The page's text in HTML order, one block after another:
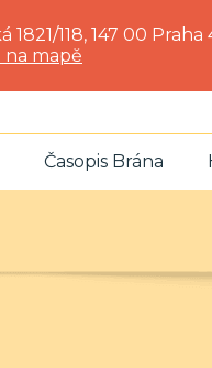
118, 147 00 Praha
mapě
Časopis Brána